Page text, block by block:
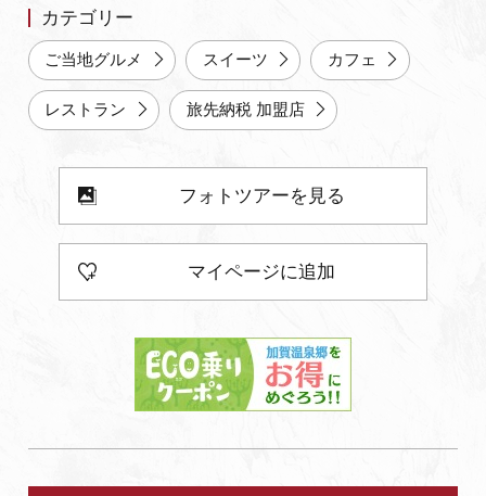
カテゴリー
ご当地グルメ スイーツ カフェ
レストラン 旅先納税 加盟店
フォトツアーを見る
マイページに追加